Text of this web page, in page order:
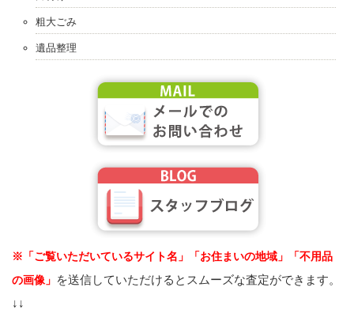
粗大ごみ
遺品整理
※「ご覧いただいているサイト名」「お住まいの地域」「不用品
の画像」 を送信していただけるとスムーズな査定ができます。
↓↓